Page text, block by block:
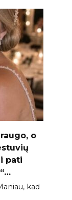
o
pati
kad